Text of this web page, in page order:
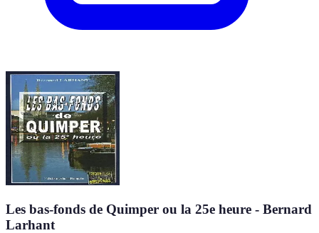
Les bas-fonds de Quimper ou la 25e heure - Bernard
Larhant